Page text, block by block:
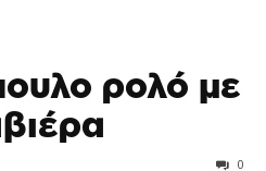
ρολό με
0